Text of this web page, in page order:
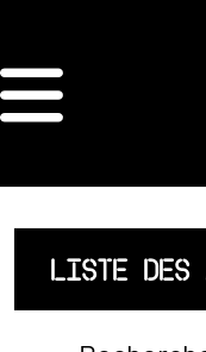
ORDRE DES
ARCHITECTES
ACCUEIL
LISTE
LISTE DES